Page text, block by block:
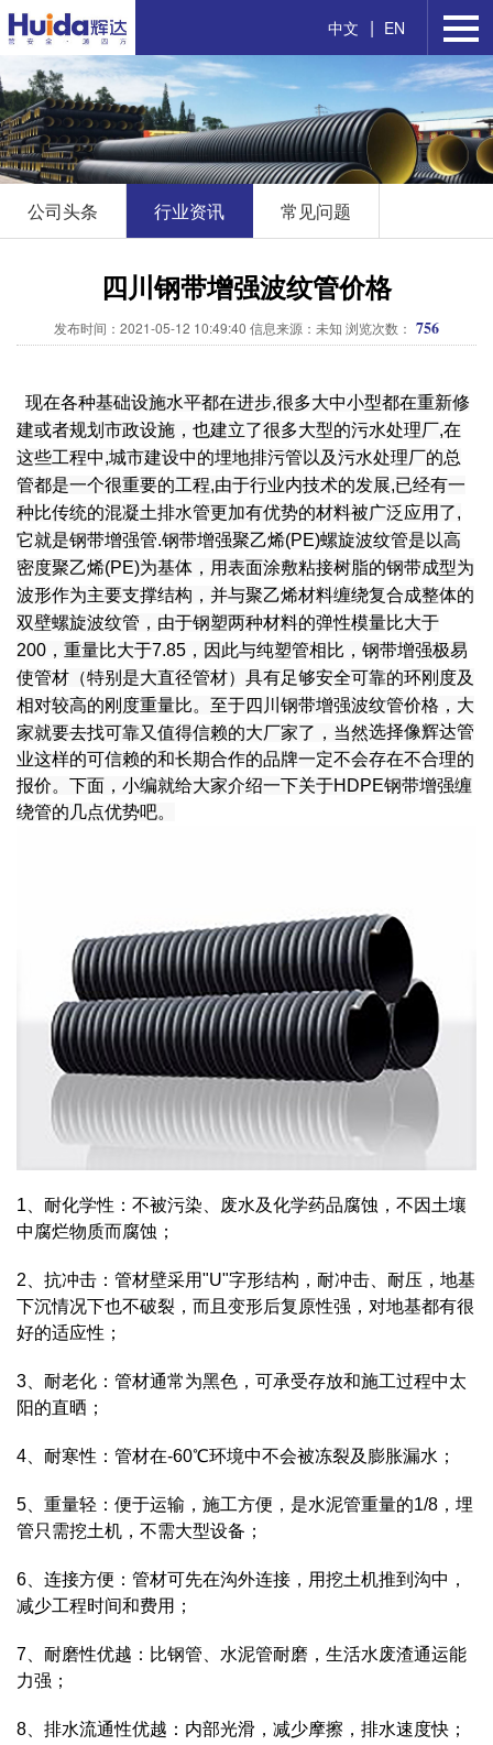
中文 | EN
公司头条 行业资讯 常见问题
四川钢带增强波纹管价格
发布时间：2021-05-12 10:49:40 信息来源：未知 浏览次数： 756
现在各种基础设施水平都在进步,很多大中小型都在重新修
建或者规划市政设施，也建立了很多大型的污水处理厂,在
这些工程中,城市建设中的埋地排污管以及污水处理厂的总
管都是一个很重要的工程,由于行业内技术的发展,已经有一
种比传统的混凝土排水管更加有优势的材料被广泛应用了,
它就是钢带增强管.钢带增强聚乙烯(PE)螺旋波纹管是以高
密度聚乙烯(PE)为基体，用表面涂敷粘接树脂的钢带成型为
波形作为主要支撑结构，并与聚乙烯材料缠绕复合成整体的
双壁螺旋波纹管，由于钢塑两种材料的弹性模量比大于
200，重量比大于7.85，因此与纯塑管相比，钢带增强极易
使管材（特别是大直径管材）具有足够安全可靠的环刚度及
相对较高的刚度重量比。至于四川钢带增强波纹管价格，大
家就要去找可靠又值得信赖的大厂家了，当然选择像辉达管
业这样的可信赖的和长期合作的品牌一定不会存在不合理的
报价。下面，小编就给大家介绍一下关于HDPE钢带增强缠
绕管的几点优势吧。
1、 耐化学性 ：不被污染、废水及化学药品腐蚀，不因土壤
中腐烂物质而腐蚀；
2、抗冲击：管材壁采用"U"字形结构，耐冲击、耐压，地基
下沉情况下也不破裂，而且变形后复原性强，对地基都有很
好的适应性；
3、耐老化：管材通常为黑色，可承受存放和施工过程中太
阳的直晒；
4、耐寒性：管材在-60℃环境中不会被冻裂及膨胀漏水；
5、重量轻：便于运输，施工方便，是水泥管重量的1/8，埋
管只需挖土机，不需大型设备；
6、连接方便：管材可先在沟外连接，用挖土机推到沟中，
减少工程时间和费用；
7、耐磨性优越：比钢管、 水泥管耐磨，生活水废渣通运能
力强；
8、排水流通性优越：内部光滑，减少摩擦，排水速度快；